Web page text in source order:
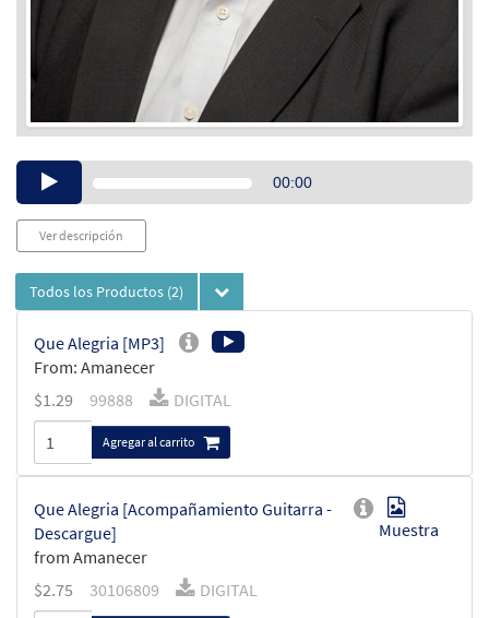
Audio00:00
Ver descripción
Todos los Productos (2)
Que Alegria [MP3]
From: Amanecer
$1.29 99888 DIGITAL
Agregar al carrito
Que Alegria [Acompañamiento Guitarra -
Descargue]
from Amanecer
Muestra
$2.75 30106809 DIGITAL